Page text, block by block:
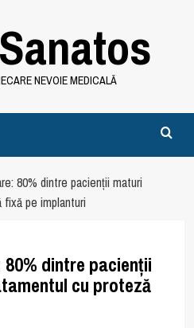
NEVOIE MEDICALĂ
80% dintre pacienții maturi
pe implanturi
dintre pacienții
cu proteză